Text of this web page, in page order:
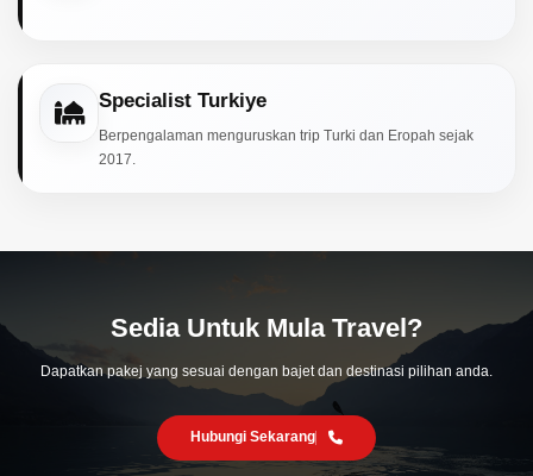
Specialist Turkiye
Berpengalaman menguruskan trip Turki dan Eropah sejak
2017.
Sedia Untuk Mula Travel?
Dapatkan pakej yang sesuai dengan bajet dan destinasi pilihan anda.
Hubungi Sekarang